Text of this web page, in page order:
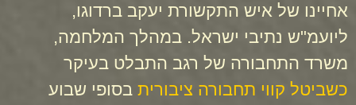
אחיינו של איש התקשורת יעקב ברדוגו,
ליועמ"ש נתיבי ישראל. במהלך המלחמה,
משרד התחבורה של רגב התבלט בעיקר
כשביטל קווי תחבורה ציבורית בסופי שבוע